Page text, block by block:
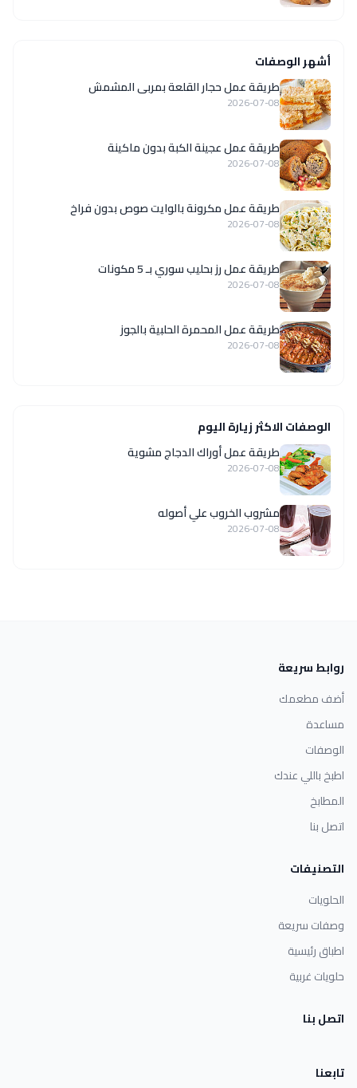
أشهر الوصفات
طريقة عمل حجار القلعة بمربى المشمش
2026-07-08
طريقة عمل عجينة الكبة بدون ماكينة
2026-07-08
طريقة عمل مكرونة بالوايت صوص بدون فراخ
2026-07-08
طريقة عمل رز بحليب سوري بـ 5 مكونات
2026-07-08
طريقة عمل المحمرة الحلبية بالجوز
2026-07-08
الوصفات الاكثر زيارة اليوم
طريقة عمل أوراك الدجاج مشوية
2026-07-08
مشروب الخروب علي أصوله
2026-07-08
روابط سريعة
أضف مطعمك
مساعدة
الوصفات
اطبخ باللي عندك
المطابخ
اتصل بنا
التصنيفات
الحلويات
وصفات سريعة
اطباق رئيسية
حلويات غربية
اتصل بنا
تابعنا